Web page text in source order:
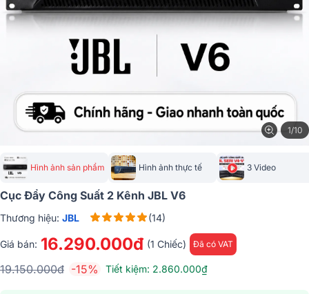
1/10
Hình ảnh sản phẩm Hình ảnh thực tế 3 Video
Cục Đẩy Công Suất 2 Kênh JBL V6
Thương hiệu: JBL (14)
Giá bán: 16.290.000đ (1 Chiếc) Đã có VAT
19.150.000đ -15% Tiết kiệm: 2.860.000₫